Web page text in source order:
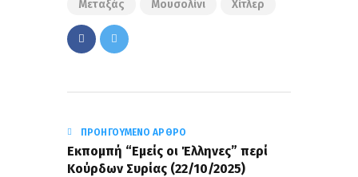
Μεταξάς
Μουσολίνι Χίτλερ
ΠΡΟΗΓΟΎΜΕΝΟ ΆΡΘΡΟ
Eκπομπή “Εμείς οι Έλληνες” περί
Κούρδων Συρίας (22/10/2025)